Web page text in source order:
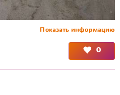
Показать информацию
0